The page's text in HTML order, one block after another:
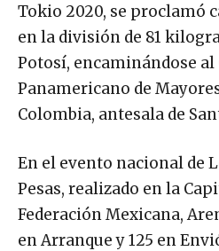
Tokio 2020, se proclamó
en la división de 81
Potosí, encaminándose
Panamericano de
Colombia, antesala de
En el evento nacional de
Pesas, realizado en la
Federación Mexicana,
en Arranque y 125 en